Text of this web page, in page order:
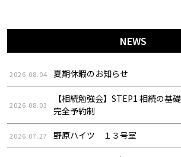
NEWS
2026.08.04 夏期休暇のお知らせ
2026.08.03
【相続勉強会】STEP1 相続の基
完全予約制
2026.07.27 野原ハイツ １３号室